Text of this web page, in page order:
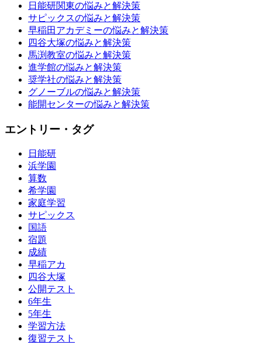
日能研関東の悩みと解決策
サピックスの悩みと解決策
早稲田アカデミーの悩みと解決策
四谷大塚の悩みと解決策
馬渕教室の悩みと解決策
進学館の悩みと解決策
奨学社の悩みと解決策
グノーブルの悩みと解決策
能開センターの悩みと解決策
エントリー・タグ
日能研
浜学園
算数
希学園
家庭学習
サピックス
国語
宿題
成績
早稲アカ
四谷大塚
公開テスト
6年生
5年生
学習方法
復習テスト